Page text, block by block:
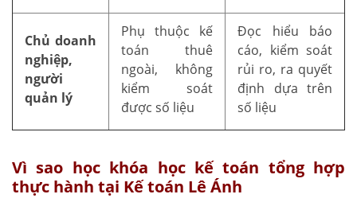
Chủ doanh
nghiệp,
người
quản lý
Phụ thuộc kế
toán thuê
ngoài, không
kiểm soát
được số liệu
Đọc hiểu báo
cáo, kiểm soát
rủi ro, ra quyết
định dựa trên
số liệu
Vì sao học khóa học kế toán tổng hợp
thực hành tại Kế toán Lê Ánh